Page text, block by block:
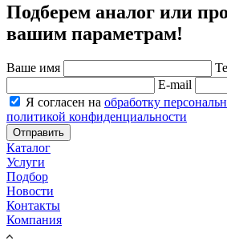
Подберем аналог или
вашим параметрам!
Ваше имя
E-mail
Я согласен на обработку
политикой конфиденциальности
Отправить
Каталог
Услуги
Подбор
Новости
Контакты
Компания